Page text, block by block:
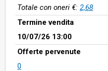
Totale con oneri €: 2,68
Termine vendita
10/07/26 13:00
Offerte pervenute
0